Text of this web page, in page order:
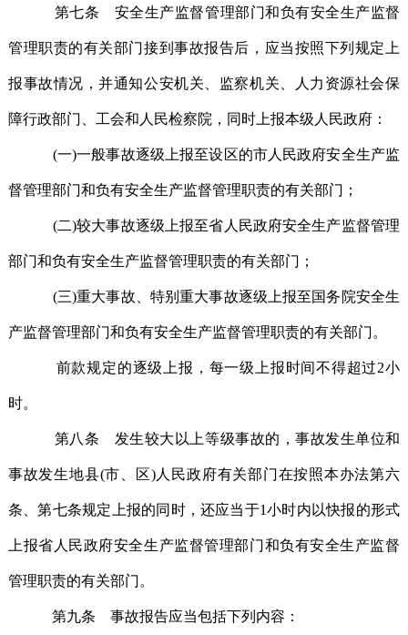
第七条 安全生产监督管理部门和负有安全生产监督
管理职责的有关部门接到事故报告后，应当按照下列规定上
报事故情况，并通知公安机关、监察机关、人力资源社会保
障行政部门、工会和人民检察院，同时上报本级人民政府：
(一)一般事故逐级上报至设区的市人民政府安全生产监
督管理部门和负有安全生产监督管理职责的有关部门；
(二)较大事故逐级上报至省人民政府安全生产监督管理
部门和负有安全生产监督管理职责的有关部门；
(三)重大事故、特别重大事故逐级上报至国务院安全生
产监督管理部门和负有安全生产监督管理职责的有关部门。
前款规定的逐级上报，每一级上报时间不得超过2小
时。
第八条 发生较大以上等级事故的，事故发生单位和
事故发生地县(市、区)人民政府有关部门在按照本办法第六
条、第七条规定上报的同时，还应当于1小时内以快报的形式
上报省人民政府安全生产监督管理部门和负有安全生产监督
管理职责的有关部门。
第九条 事故报告应当包括下列内容：